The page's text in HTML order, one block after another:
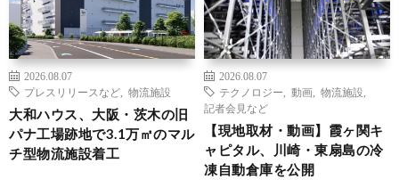
2026.08.07
プレスリリースなど
物流施設
大和ハウス、大阪・茨木の旧
パナ工場跡地で3.1万㎡のマル
チ型物流施設着工
2026.08.07
テクノロジー
動画 物流施設
記者会見など
【現地取材・動画】霞ヶ関キ
ャピタル、川崎・東扇島の冷
凍自動倉庫を公開